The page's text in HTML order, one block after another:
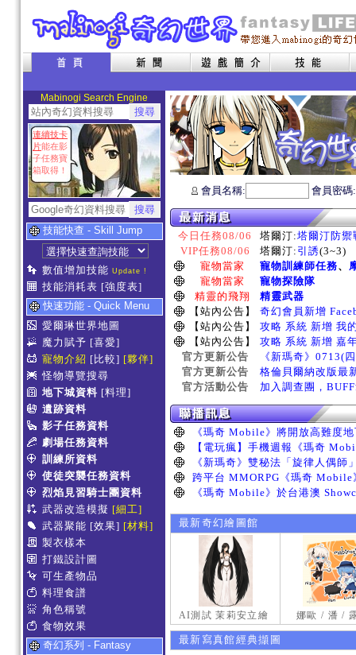
Mabinogi Search Engine
連續技卡
片能在影
子任務寶
箱取得！
技能快查 - Skill Jump
數值增加技能 Update !
技能消耗表 [強度表]
快速功能 - Quick Menu
愛爾琳世界地圖
魔力賦予 [喜愛]
寵物介紹 [比較] [夥伴]
怪物導覽搜尋
地下城資料 [料理]
遺跡資料
影子任務資料
劇場任務資料
訓練所資料
使徒突襲任務資料
烈焰見習騎士團資料
武器改造模擬 [細工]
武器聚能 [效果] [材料]
製衣樣本
打鐵設計圖
可生產物品
料理食譜
角色稱號
食物效果
奇幻系列 - Fantasy
會員名稱: 會員密
今日任務08/06 塔爾汀:塔爾汀防禦
VIP任務08/06
塔爾汀: 引誘(3~3)
寵物當家
寵物訓練師任務、
寵物當家
寵物探險隊
精靈的飛翔
精靈武器
【站內公告】
奇幻會員新增
【站內公告】
攻略 系統 新增 我
【站內公告】
攻略 系統 新增 嘉
官方更新公告
《新瑪奇》0713(
官方更新公告
格倫貝爾納改版最
官方活動公告
加入調查團，
最新奇幻繪圖館
AI測試 茉莉安立繪 娜歐 / 潘 /
最新寫真館經典擷圖